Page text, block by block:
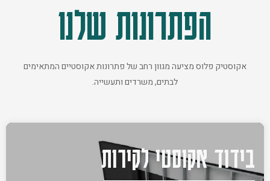
הפתרונות שלנו
אקוסטיק פלוס מציעה מגוון רחב של פתרונות אקוסטיים המתאימים
לבתים, משרדים ותעשייה.
בידוד אקוסטי לקירות